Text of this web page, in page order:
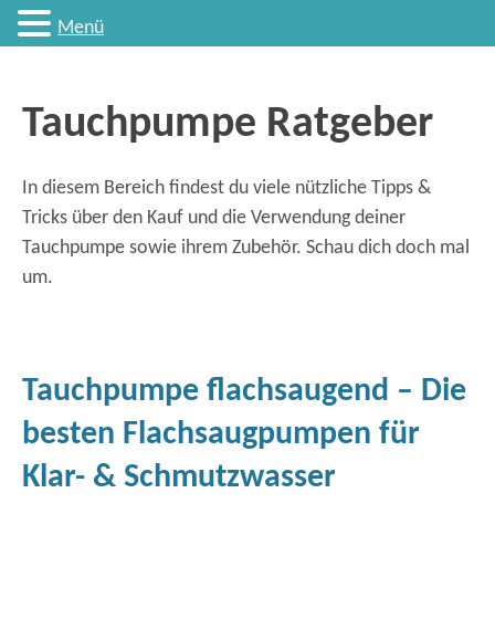
Tauchpumpe Ratgeber
In diesem Bereich findest du viele nützliche Tipps &
Tricks über den Kauf und die Verwendung deiner
Tauchpumpe sowie ihrem Zubehör. Schau dich doch mal
um.
Tauchpumpe flachsaugend – Die
besten Flachsaugpumpen für
Klar- & Schmutzwasser
Menü